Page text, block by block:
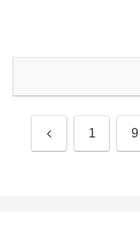
前 1 9